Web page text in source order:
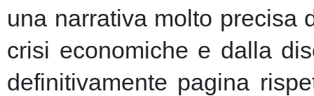
una narrativa molto precisa
crisi economiche e dalla
definitivamente pagina